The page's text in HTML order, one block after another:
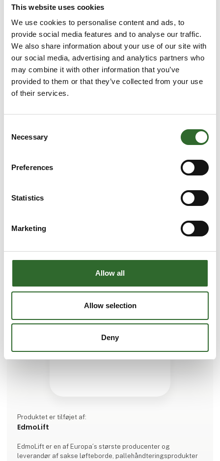
This website uses cookies
We use cookies to personalise content and ads, to
provide social media features and to analyse our traffic.
We also share information about your use of our site with
our social media, advertising and analytics partners who
may combine it with other information that you’ve
provided to them or that they’ve collected from your use
of their services.
Selection
Necessary
Preferences
Statistics
Marketing
Allow all
Allow selection
Deny
Work Positioners
Løfteborde - Vertikale dobbelt- trippel
& quattrosakse
EdmoLift
Produktet er tilføjet af:
EdmoLift
EdmoLift er en af Europa´s største producenter og
leverandør af sakse løfteborde, pallehåndteringsprodukter